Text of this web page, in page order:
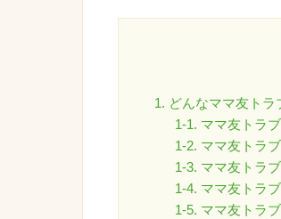
1. どんなママ友トラ
1-1. ママ友トラ
1-2. ママ友トラ
1-3. ママ友トラ
1-4. ママ友トラ
1-5. ママ友トラ